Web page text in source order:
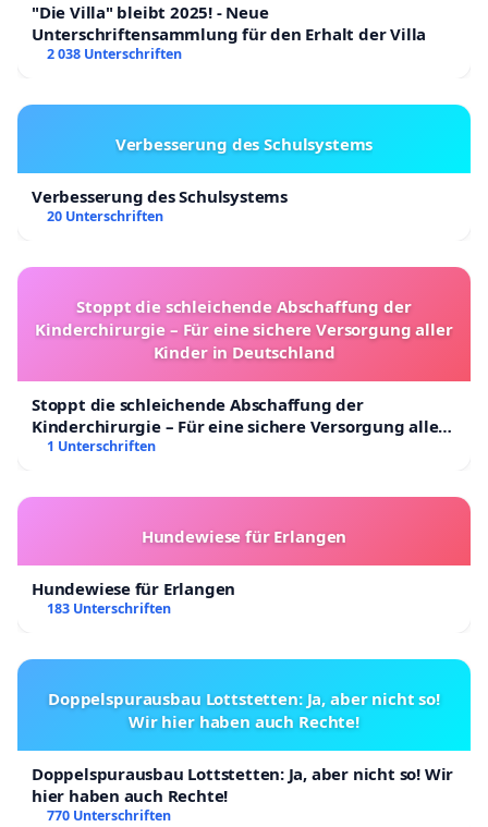
"Die Villa" bleibt 2025! - Neue
Unterschriftensammlung für den Erhalt der Villa
2 038 Unterschriften
Verbesserung des Schulsystems
Verbesserung des Schulsystems
20 Unterschriften
Stoppt die schleichende Abschaffung der
Kinderchirurgie – Für eine sichere Versorgung aller
Kinder in Deutschland
Stoppt die schleichende Abschaffung der
Kinderchirurgie – Für eine sichere Versorgung aller
Kinder in Deutschland
1 Unterschriften
Hundewiese für Erlangen
Hundewiese für Erlangen
183 Unterschriften
Doppelspurausbau Lottstetten: Ja, aber nicht so!
Wir hier haben auch Rechte!
Doppelspurausbau Lottstetten: Ja, aber nicht so! Wir
hier haben auch Rechte!
770 Unterschriften